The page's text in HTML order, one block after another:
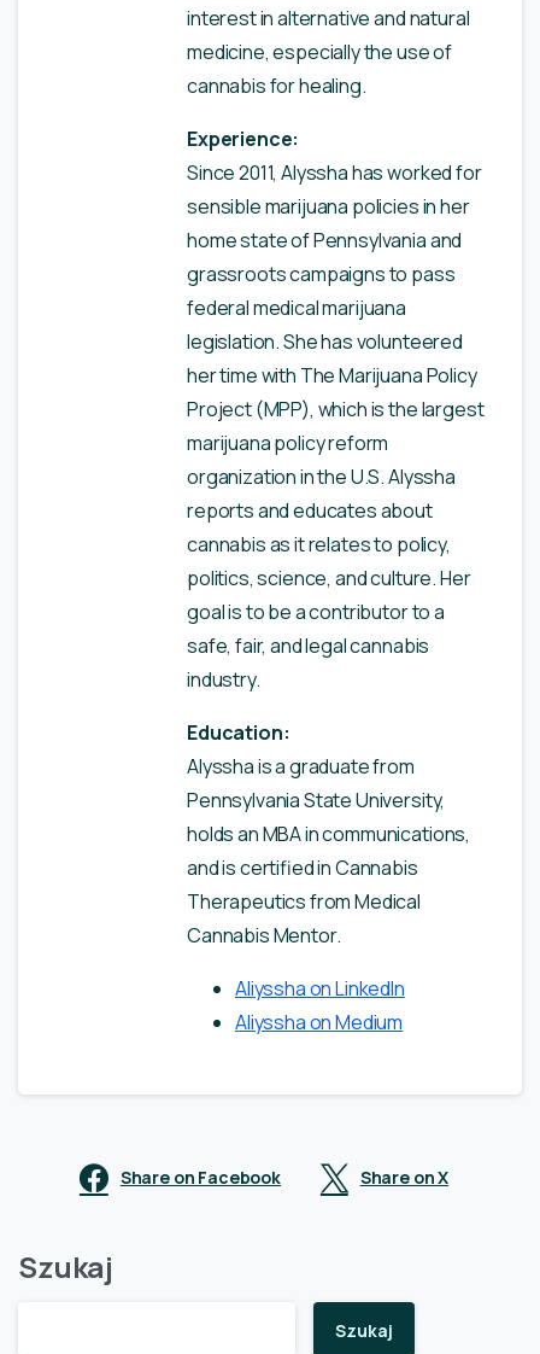
interest in alternative and natural
medicine, especially the use of
cannabis for healing.
Experience:
Since 2011, Alyssha has worked for
sensible marijuana policies in her
home state of Pennsylvania and
grassroots campaigns to pass
federal medical marijuana
legislation. She has volunteered
her time with The Marijuana Policy
Project (MPP), which is the largest
marijuana policy reform
organization in the U.S. Alyssha
reports and educates about
cannabis as it relates to policy,
politics, science, and culture. Her
goal is to be a contributor to a
safe, fair, and legal cannabis
industry.
Education:
Alyssha is a graduate from
Pennsylvania State University,
holds an MBA in communications,
and is certified in Cannabis
Therapeutics from Medical
Cannabis Mentor.
Aliyssha on LinkedIn
Aliyssha on Medium
Share on Facebook Share on X
Szukaj
Szukaj